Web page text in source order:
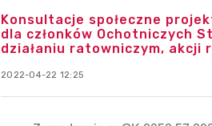
Konsultacje społeczne
dla członków Ochotniczych
działaniu ratowniczym, akcji
2022-04-22 12:25